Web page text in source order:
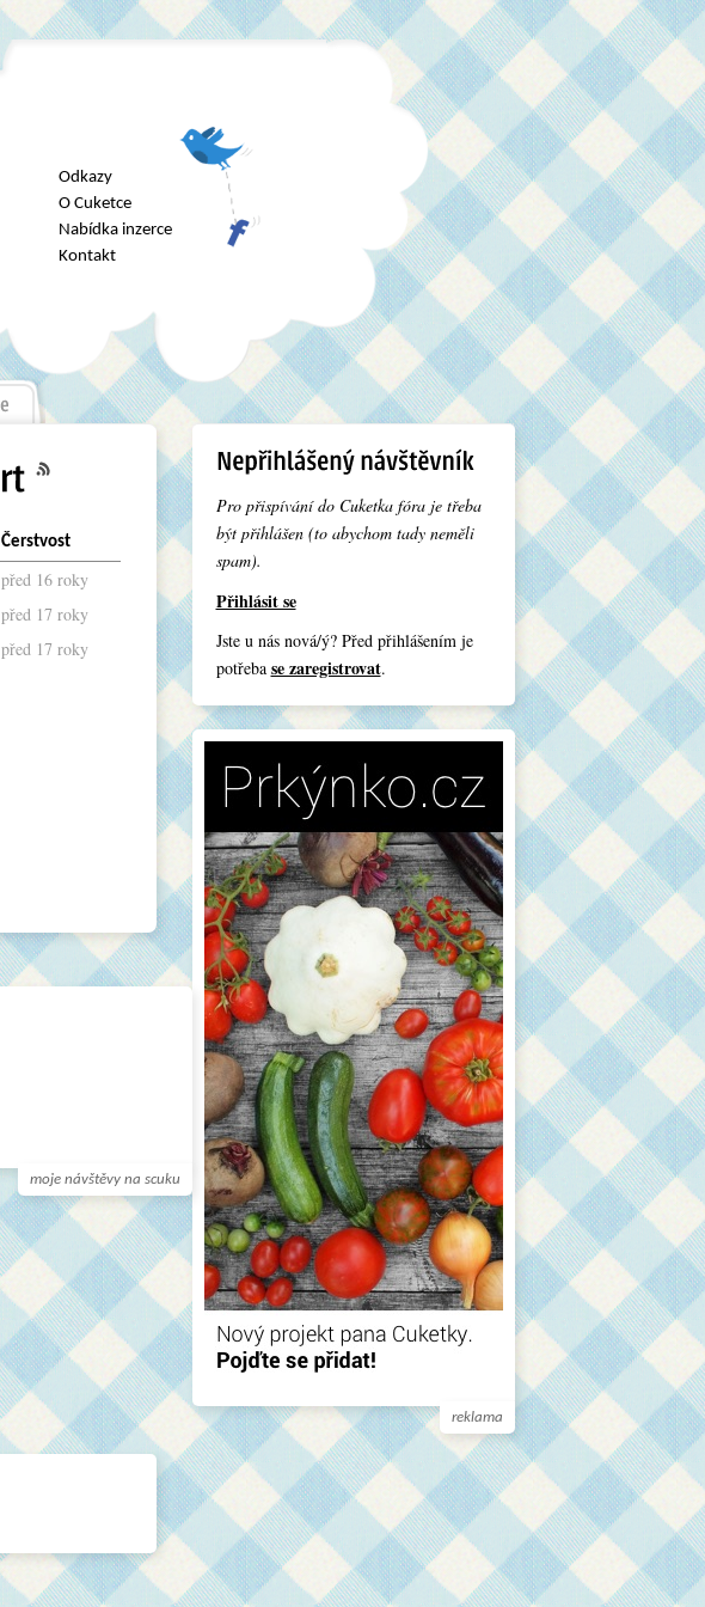
Odkazy
O Cuketce
Nabídka inzerce
Kontakt
Čerstvost
před 16 roky
před 17 roky
před 17 roky
Pro přispívání do Cuketka fóra je třeba
být přihlášen (to abychom tady neměli
spam).
Přihlásit se
Jste u nás nová/ý? Před přihlášením je
potřeba se zaregistrovat.
reklama
moje návštěvy na scuku